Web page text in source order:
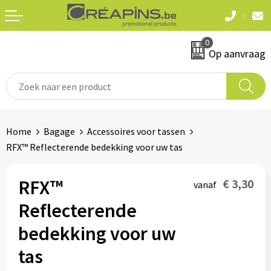
0
Op aanvraag
T-shirts
Sweaters en hoodies
Jassen
Badtextiel & douche
Automerken
Eten & drinken
Snoepgoed
Waterflesjes
Schrijf & papierwaren
Home Bagage
Accessoires voor tassen
RFX™ Reflecterende bedekking voor uw tas
RFX™
Reflecterende
bedekking voor uw
tas
vanaf € 3,30